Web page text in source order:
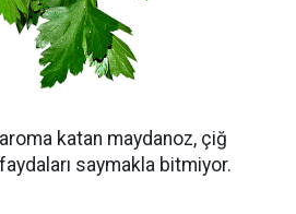
katan maydanoz, çiğ
saymakla bitmiyor.